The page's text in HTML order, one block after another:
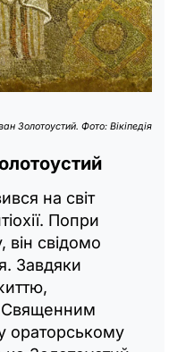
Золотоустий. Фото: Вікіпедія
на світ
Попри
він свідомо
Завдяки
Священним
ораторському